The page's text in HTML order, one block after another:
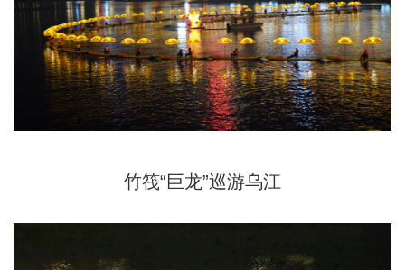
竹筏“巨龙”巡游乌江